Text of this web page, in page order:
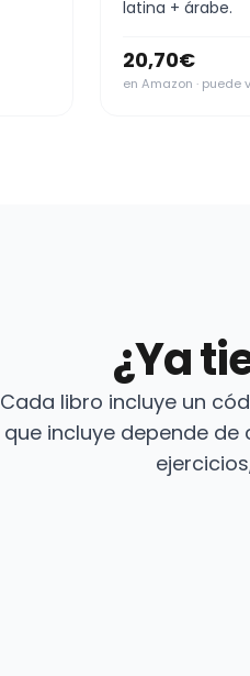
latina + árabe.
20,70€
en Amazon · puede
¿Ya
Cada libro incluye un
que incluye depende